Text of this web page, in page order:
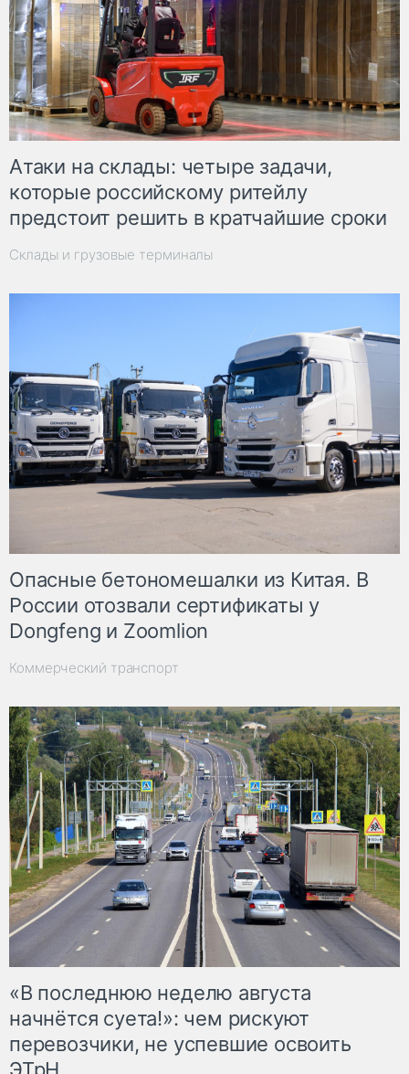
Атаки на склады: четыре задачи,
которые российскому ритейлу
предстоит решить в кратчайшие сроки
Склады и грузовые терминалы
Опасные бетономешалки из Китая. В
России отозвали сертификаты у
Dongfeng и Zoomlion
Коммерческий транспорт
«В последнюю неделю августа
начнётся суета!»: чем рискуют
перевозчики, не успевшие освоить